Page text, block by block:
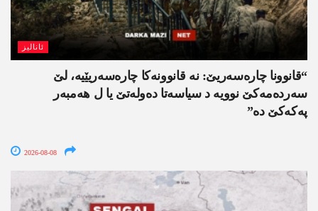
ئانالیز
“قانوونا چارەسەریێ: نە قانوونەکا چارەسەریێیە، لێ
سەردەمەکێ نوویە د سیاسەتا دەولەتێ یا ل ھەمبەر
پەکەکێ دە”
2026-08-08